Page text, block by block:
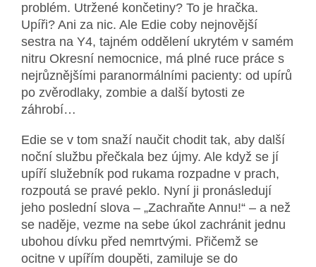
problém. Utržené končetiny? To je hračka.
Upíři? Ani za nic. Ale Edie coby nejnovější
sestra na Y4, tajném oddělení ukrytém v samém
nitru Okresní nemocnice, má plné ruce práce s
nejrůznějšími paranormálními pacienty: od upírů
po zvěrodlaky, zombie a další bytosti ze
záhrobí…
Edie se v tom snaží naučit chodit tak, aby další
noční službu přečkala bez újmy. Ale když se jí
upíří služebník pod rukama rozpadne v prach,
rozpoutá se pravé peklo. Nyní ji pronásledují
jeho poslední slova – „Zachraňte Annu!“ – a než
se naděje, vezme na sebe úkol zachránit jednu
ubohou dívku před nemrtvými. Přičemž se
ocitne v upířím doupěti, zamiluje se do